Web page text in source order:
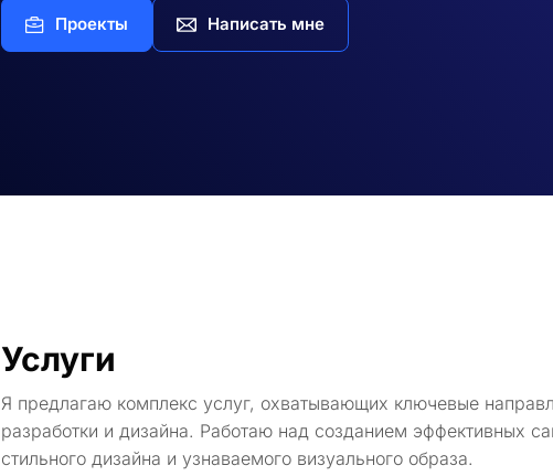
Проекты Написать мне
Услуги
Я предлагаю комплекс услуг, охватывающих ключевые
разработки и дизайна. Работаю над созданием эффективных
стильного дизайна и узнаваемого визуального образа.